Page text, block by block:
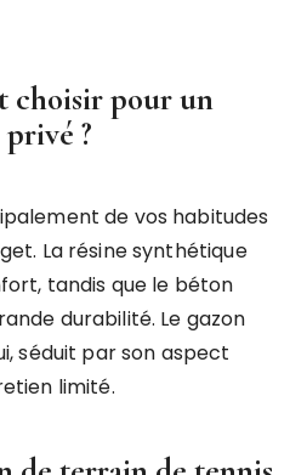
choisir pour un
?
de vos habitudes
La résine synthétique
tandis que le béton
durabilité. Le gazon
séduit par son aspect
limité.